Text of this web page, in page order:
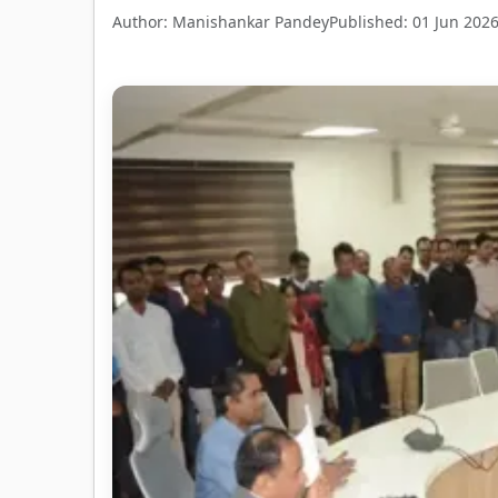
Author: Manishankar PandeyPublished: 01 Jun 2026